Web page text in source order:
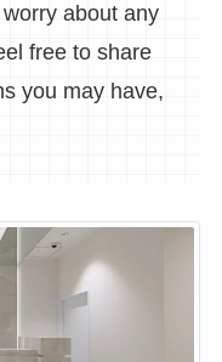
about any
free to share
you may have,